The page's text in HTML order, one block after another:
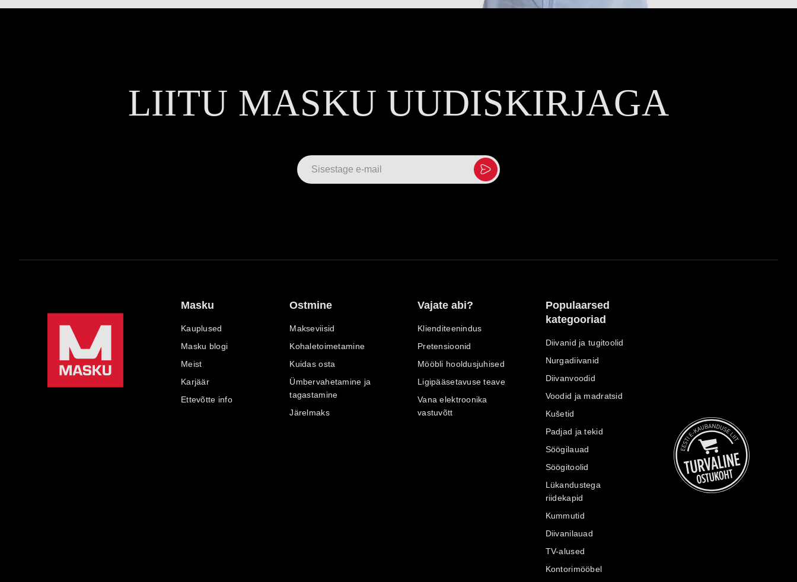
LIITU MASKU UUDISKIRJAGA
Masku
Kauplused
Masku blogi
Meist
Karjäär
Ettevõtte info
Ostmine
Makseviisid
Kohaletoimetamine
Kuidas osta
Ümbervahetamine ja
tagastamine
Järelmaks
Vajate abi?
Klienditeenindus
Pretensioonid
Mööbli hooldusjuhised
Ligipääsetavuse teave
Vana elektroonika
vastuvõtt
Populaarsed
kategooriad
Diivanid ja tugitoolid
Nurgadiivanid
Diivanvoodid
Voodid ja madratsid
Kušetid
Padjad ja tekid
Söögilauad
Söögitoolid
Lükandustega
riidekapid
Kummutid
Diivanilauad
TV-alused
Kontorimööbel